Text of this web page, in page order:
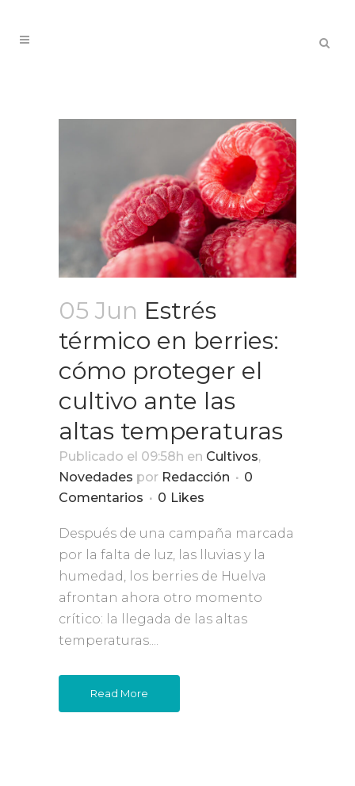
05 Jun Estrés
térmico en berries:
cómo proteger el
cultivo ante las
altas temperaturas
Publicado el 09:58h en Cultivos,
Novedades por Redacción
0
Comentarios
0 Likes
Después de una campaña marcada
por la falta de luz, las lluvias y la
humedad, los berries de Huelva
afrontan ahora otro momento
crítico: la llegada de las altas
temperaturas....
Read More